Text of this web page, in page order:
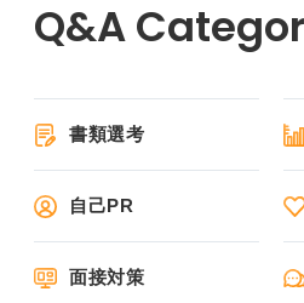
書類選考
自己PR
面接対策